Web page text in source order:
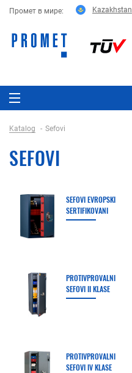
Промет в мире: Kazakhstan
Katalog Sefovi
SEFOVI
SEFOVI EVROPSKI
SERTIFIKOVANI
PROTIVPROVALNI
SEFOVI II KLASE
PROTIVPROVALNI
SEFOVI IV KLASE